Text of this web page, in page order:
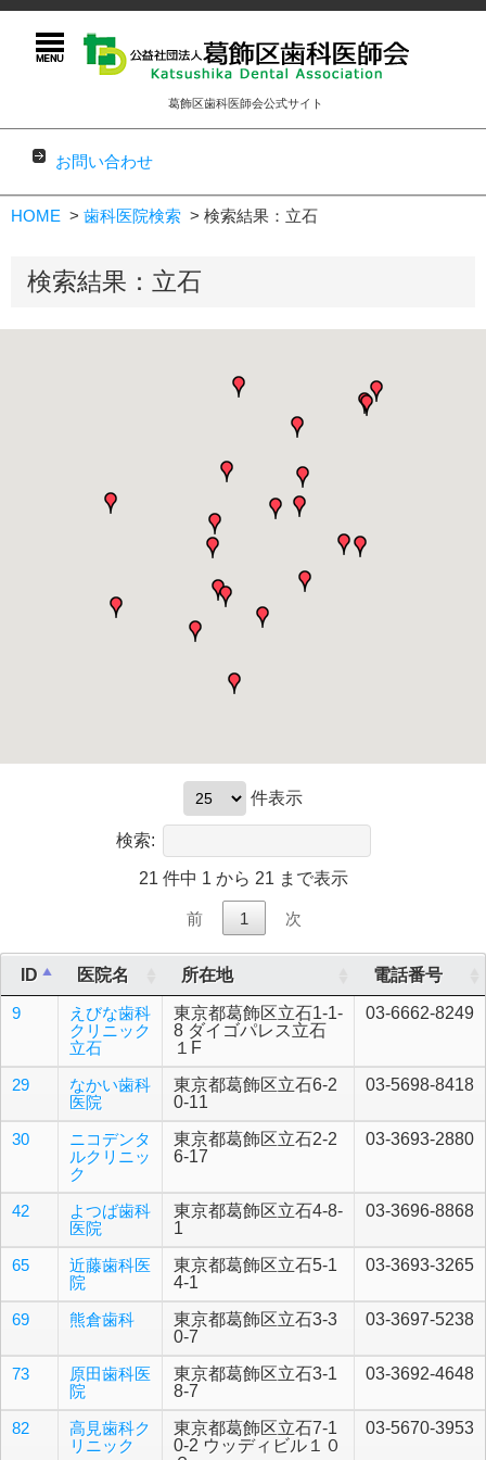
葛飾区歯科医師会公式サイト
お問い合わせ
コンテンツに移動
HOME 歯科医院検索 検索結果：立石
検索結果：立石
件表示
検索:
21 件中 1 から 21 まで表示
前 1 次
ID 医院名 所在地 電話番号
9
えびな歯科
クリニック
立石
東京都葛飾区立石1-1-
8 ダイゴパレス立石
１F
03-6662-8249
29
なかい歯科
医院
東京都葛飾区立石6-2
0-11
03-5698-8418
30
ニコデンタ
ルクリニッ
ク
東京都葛飾区立石2-2
6-17
03-3693-2880
42
よつば歯科
医院
東京都葛飾区立石4-8-
1
03-3696-8868
65
近藤歯科医
院
東京都葛飾区立石5-1
4-1
03-3693-3265
69 熊倉歯科
東京都葛飾区立石3-3
0-7
03-3697-5238
73
原田歯科医
院
東京都葛飾区立石3-1
8-7
03-3692-4648
82
高見歯科ク
リニック
東京都葛飾区立石7-1
0-2 ウッディビル１０
03-5670-3953